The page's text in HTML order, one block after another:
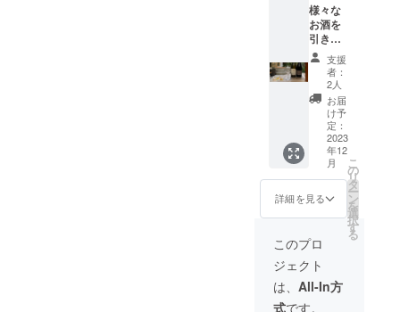
様々な
お酒を
引き立
てる特
製グラ
スを提
供させ
て頂き
ます！
・商
品ジャ
ンル
（グラ
ス） ・
数量
１ ・商
品サイ
ズ
10oz
49×168
・
支援
者：
2人
お届
け予
定：
2023
年12
月
詳細を見る
こ
の
リ
タ
ー
ン
を
選
択
す
る
このプロ
ジェクト
は、 All-In方
式です。